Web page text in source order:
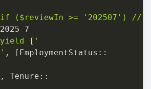
if ($reviewIn >= '202507' )
//
2025 7
yield [ '
' , [ EmploymentStatus::
, Tenure::